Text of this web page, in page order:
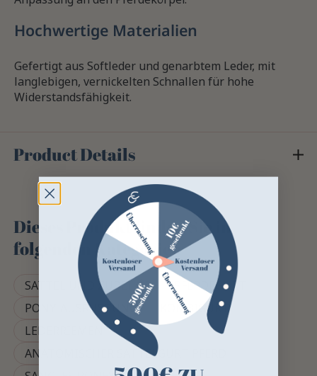
Hochwertige Materialien
Gefertigt aus Softleder und genarbtem Leder, mit
langlebigen, vernickelten Schnallen für hohe
Widerstandsfähigkeit.
Product Details
Dieses Produkt finden Sie in
folgenden Kategorien
SATTEL UND ZUBEHÖR
PFERDEGURT
PONY-AUSRÜSTUNG
KOMBIGURT
LEDERRIEMEN
ANATOMISCHER SATTELGURT PFERD